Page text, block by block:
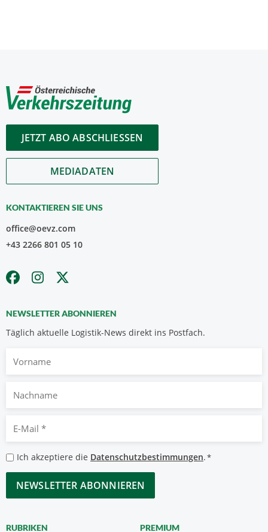
JETZT ABO ABSCHLIESSEN
MEDIADATEN
KONTAKTIEREN SIE UNS
office@oevz.com
+43 2266 801 05 10
NEWSLETTER ABONNIEREN
Täglich aktuelle Logistik-News direkt ins Postfach.
Nachname
Mail
*
Datenschutzbestimmungen
*
Ich akzeptiere die Datenschutzbestimmungen.*
CAPTCHA
RUBRIKEN PREMIUM